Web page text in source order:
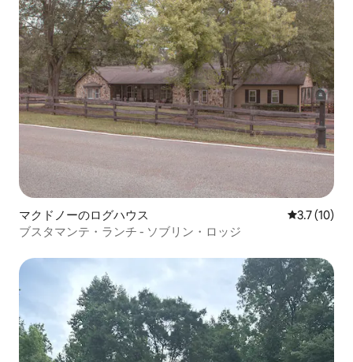
マクドノーのログハウス レビュー10
3.7 (10)
ブスタマンテ・ランチ - ソブリン・ロッジ